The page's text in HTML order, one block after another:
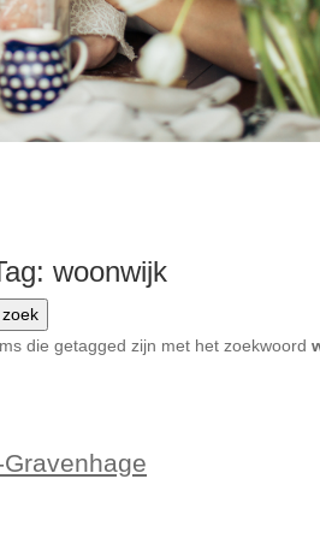
woonwijk
die getagged zijn met het zoekwoord